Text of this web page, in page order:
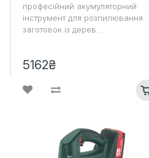
професійний акумуляторний
інструмент для розпилювання
заготовок із дерев..
5162₴